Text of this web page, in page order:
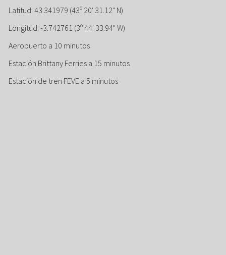
Latitud: 43.341979 (43º 20' 31.12" N)
Longitud: -3.742761 (3º 44' 33.94" W)
Aeropuerto a 10 minutos
Estación Brittany Ferries a 15 minutos
Estación de tren FEVE a 5 minutos